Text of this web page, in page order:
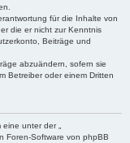
für die Inhalte von
die er nicht zur Kenntnis
Beiträge und
abzuändern, sofern sie
Betreiber oder einem Dritten
unter der „
Foren-Software von phpBB